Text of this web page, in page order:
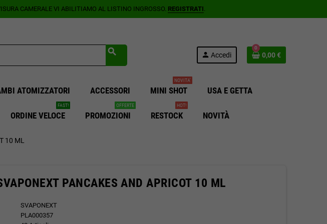
CAMERALE VI ABILITIAMO AL LISTINO INGROSSO. REGISTRATI.
search person Accedi
0
0,00 €
ATOMIZZATORI ACCESSORI MINI SHOT
NOVITA'
USA E GETTA
ORDINE VELOCE
FAST!
PROMOZIONI
OFFERTE
RESTOCK
HOT!
NOVITÀ
10 ML
PANCAKES AND APRICOT 10 ML
SVAPONEXT
PLA000357